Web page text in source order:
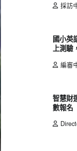
採訪
國小英
上測驗
編審
智慧財
數報名